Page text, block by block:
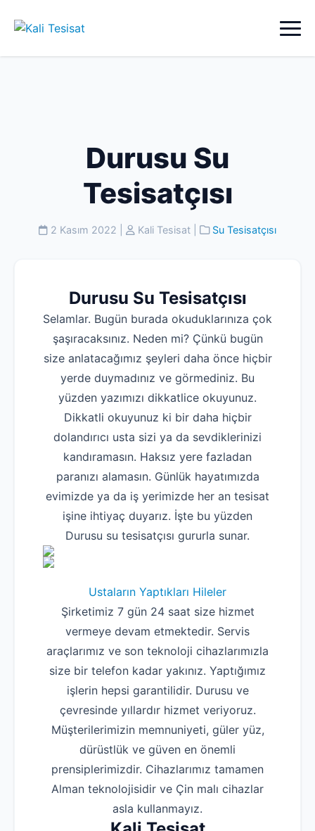
Durusu Su
Tesisatçısı
2 Kasım 2022 Kali Tesisat Su Tesisatçısı
Durusu Su Tesisatçısı
Selamlar. Bugün burada okuduklarınıza çok
şaşıracaksınız. Neden mi? Çünkü bugün
size anlatacağımız şeyleri daha önce hiçbir
yerde duymadınız ve görmediniz. Bu
yüzden yazımızı dikkatlice okuyunuz.
Dikkatli okuyunuz ki bir daha hiçbir
dolandırıcı usta sizi ya da sevdiklerinizi
kandıramasın. Haksız yere fazladan
paranızı alamasın. Günlük hayatımızda
evimizde ya da iş yerimizde her an tesisat
işine ihtiyaç duyarız. İşte bu yüzden
Durusu su tesisatçısı gururla sunar.
Ustaların Yaptıkları Hileler
Şirketimiz 7 gün 24 saat size hizmet
vermeye devam etmektedir. Servis
araçlarımız ve son teknoloji cihazlarımızla
size bir telefon kadar yakınız. Yaptığımız
işlerin hepsi garantilidir. Durusu ve
çevresinde yıllardır hizmet veriyoruz.
Müşterilerimizin memnuniyeti, güler yüz,
dürüstlük ve güven en önemli
prensiplerimizdir. Cihazlarımız tamamen
Alman teknolojisidir ve Çin malı cihazlar
asla kullanmayız.